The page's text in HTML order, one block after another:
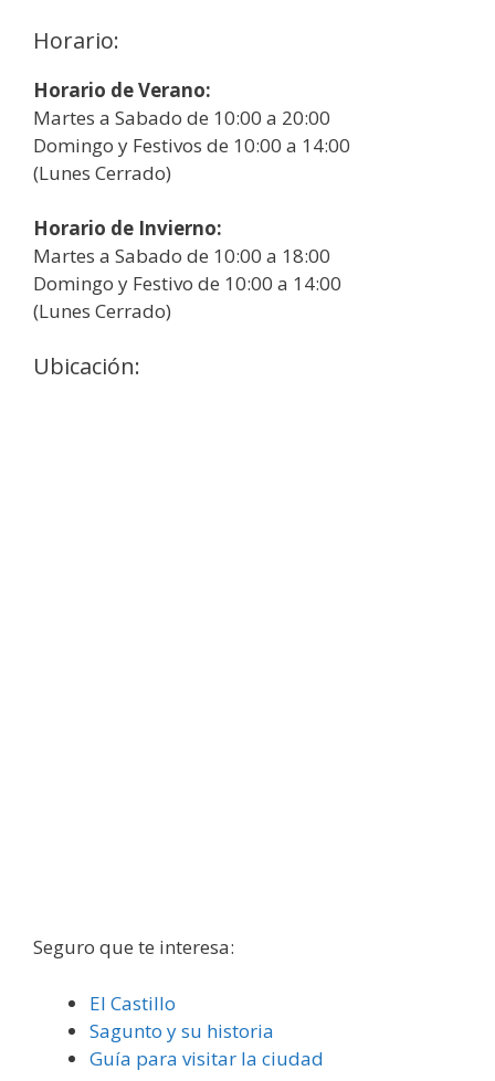
Horario:
Horario de Verano:
Martes a Sabado de 10:00 a 20:00
Domingo y Festivos de 10:00 a 14:00
(Lunes Cerrado)
Horario de Invierno:
Martes a Sabado de 10:00 a 18:00
Domingo y Festivo de 10:00 a 14:00
(Lunes Cerrado)
Ubicación:
Seguro que te interesa:
El Castillo
Sagunto y su historia
Guía para visitar la ciudad